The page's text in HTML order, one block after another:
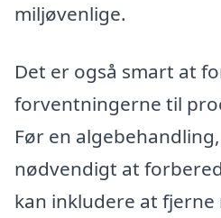
miljøvenlige.
Det er også smart at
forventningerne til
Før en
nødvendigt at
kan inkludere at